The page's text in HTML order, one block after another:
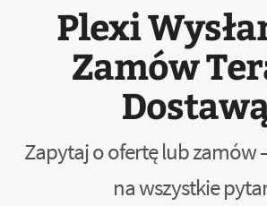
Plexi
Zamów
Zapytaj o ofertę lub zamów
na wszystkie